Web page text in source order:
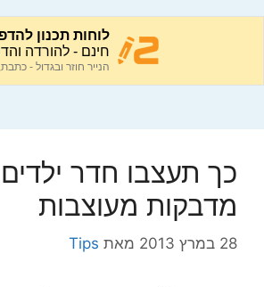
כך תעצבו חדר
מדבקות מעוצבות
28 במרץ 2013 מאת Tips